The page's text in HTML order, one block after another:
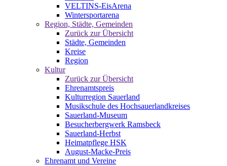
VELTINS-EisArena
Wintersportarena
Region, Städte, Gemeinden
Zurück zur Übersicht
Städte, Gemeinden
Kreise
Region
Kultur
Zurück zur Übersicht
Ehrenamtspreis
Kulturregion Sauerland
Musikschule des Hochsauerlandkreises
Sauerland-Museum
Besucherbergwerk Ramsbeck
Sauerland-Herbst
Heimatpflege HSK
August-Macke-Preis
Ehrenamt und Vereine